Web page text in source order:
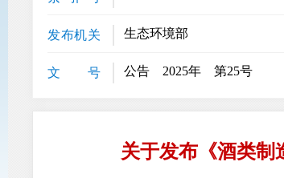
发布机关 生态环境部
文 号 公告 2025年 第25号
关于发布《酒类制